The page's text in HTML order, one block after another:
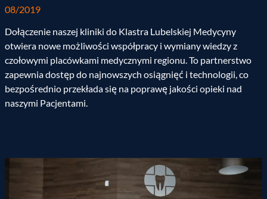
08/2019
Dołączenie naszej kliniki do Klastra Lubelskiej Medycyny
otwiera nowe możliwości współpracy i wymiany wiedzy z
czołowymi placówkami medycznymi regionu. To partnerstwo
zapewnia dostęp do najnowszych osiągnięć i technologii, co
bezpośrednio przekłada się na poprawę jakości opieki nad
naszymi Pacjentami.